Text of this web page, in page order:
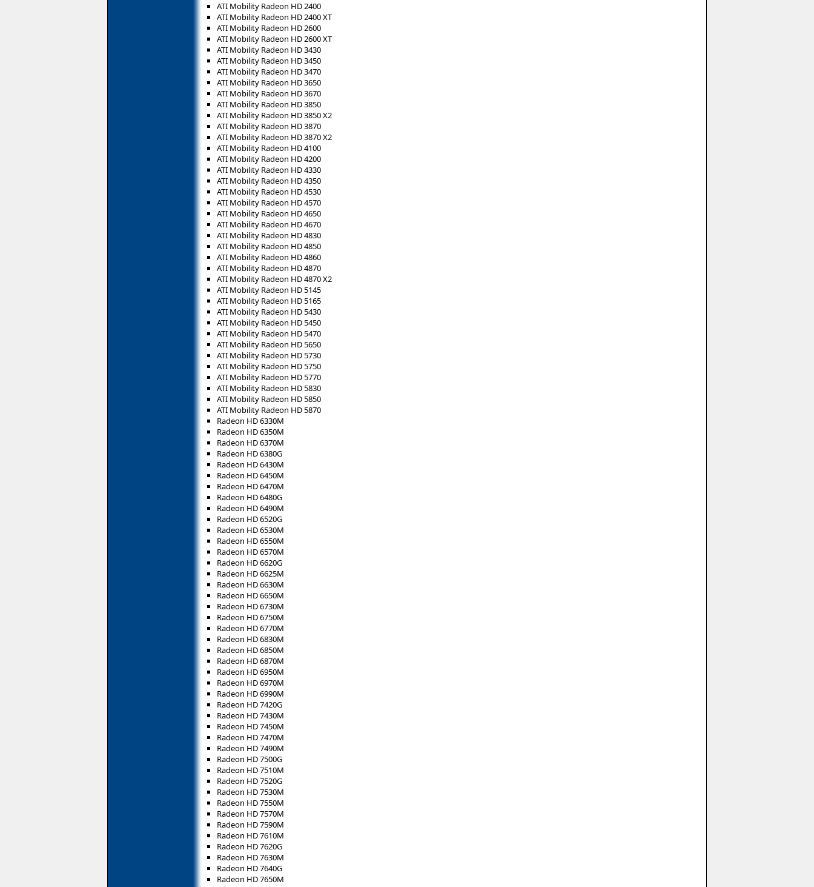
ATI Mobility Radeon HD 2400
ATI Mobility Radeon HD 2400 XT
ATI Mobility Radeon HD 2600
ATI Mobility Radeon HD 2600 XT
ATI Mobility Radeon HD 3430
ATI Mobility Radeon HD 3450
ATI Mobility Radeon HD 3470
ATI Mobility Radeon HD 3650
ATI Mobility Radeon HD 3670
ATI Mobility Radeon HD 3850
ATI Mobility Radeon HD 3850 X2
ATI Mobility Radeon HD 3870
ATI Mobility Radeon HD 3870 X2
ATI Mobility Radeon HD 4100
ATI Mobility Radeon HD 4200
ATI Mobility Radeon HD 4330
ATI Mobility Radeon HD 4350
ATI Mobility Radeon HD 4530
ATI Mobility Radeon HD 4570
ATI Mobility Radeon HD 4650
ATI Mobility Radeon HD 4670
ATI Mobility Radeon HD 4830
ATI Mobility Radeon HD 4850
ATI Mobility Radeon HD 4860
ATI Mobility Radeon HD 4870
ATI Mobility Radeon HD 4870 X2
ATI Mobility Radeon HD 5145
ATI Mobility Radeon HD 5165
ATI Mobility Radeon HD 5430
ATI Mobility Radeon HD 5450
ATI Mobility Radeon HD 5470
ATI Mobility Radeon HD 5650
ATI Mobility Radeon HD 5730
ATI Mobility Radeon HD 5750
ATI Mobility Radeon HD 5770
ATI Mobility Radeon HD 5830
ATI Mobility Radeon HD 5850
ATI Mobility Radeon HD 5870
Radeon HD 6330M
Radeon HD 6350M
Radeon HD 6370M
Radeon HD 6380G
Radeon HD 6430M
Radeon HD 6450M
Radeon HD 6470M
Radeon HD 6480G
Radeon HD 6490M
Radeon HD 6520G
Radeon HD 6530M
Radeon HD 6550M
Radeon HD 6570M
Radeon HD 6620G
Radeon HD 6625M
Radeon HD 6630M
Radeon HD 6650M
Radeon HD 6730M
Radeon HD 6750M
Radeon HD 6770M
Radeon HD 6830M
Radeon HD 6850M
Radeon HD 6870M
Radeon HD 6950M
Radeon HD 6970M
Radeon HD 6990M
Radeon HD 7420G
Radeon HD 7430M
Radeon HD 7450M
Radeon HD 7470M
Radeon HD 7490M
Radeon HD 7500G
Radeon HD 7510M
Radeon HD 7520G
Radeon HD 7530M
Radeon HD 7550M
Radeon HD 7570M
Radeon HD 7590M
Radeon HD 7610M
Radeon HD 7620G
Radeon HD 7630M
Radeon HD 7640G
Radeon HD 7650M